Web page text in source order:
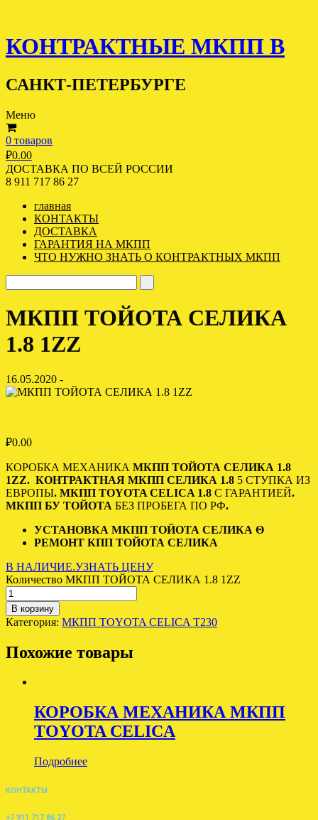
КОНТРАКТНЫЕ МКПП В
САНКТ-ПЕТЕРБУРГЕ
Меню
0 товаров
₽0.00
ДОСТАВКА ПО ВСЕЙ РОССИИ
8 911 717 86 27
главная
КОНТАКТЫ
ДОСТАВКА
ГАРАНТИЯ НА МКПП
ЧТО НУЖНО ЗНАТЬ О КОНТРАКТНЫХ МКПП
МКПП ТОЙОТА СЕЛИКА
1.8 1ZZ
16.05.2020 -
₽0.00
КОРОБКА МЕХАНИКА МКПП ТОЙОТА СЕЛИКА 1.8
1ZZ. КОНТРАКТНАЯ МКПП СЕЛИКА 1.8 5 СТУПКА ИЗ
ЕВРОПЫ. МКПП TOYOTA CELICA 1.8 С ГАРАНТИЕЙ.
МКПП БУ ТОЙОТА БЕЗ ПРОБЕГА ПО РФ.
УСТАНОВКА МКПП ТОЙОТА СЕЛИКА Θ
РЕМОНТ КПП ТОЙОТА СЕЛИКА
В НАЛИЧИЕ.УЗНАТЬ ЦЕНУ
Количество МКПП ТОЙОТА СЕЛИКА 1.8 1ZZ
В корзину
Категория: МКПП TOYOTA CELICA T230
Похожие товары
КОРОБКА МЕХАНИКА МКПП
TOYOTA CELICA
Подробнее
КОНТАКТЫ
+7 911 717 86 27